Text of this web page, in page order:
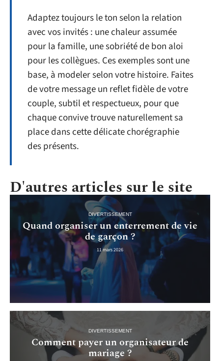
Adaptez toujours le ton selon la relation
avec vos invités : une chaleur assumée
pour la famille, une sobriété de bon aloi
pour les collègues. Ces exemples sont une
base, à modeler selon votre histoire. Faites
de votre message un reflet fidèle de votre
couple, subtil et respectueux, pour que
chaque convive trouve naturellement sa
place dans cette délicate chorégraphie
des présents.
D'autres articles sur le site
DIVERTISSEMENT
Quand organiser un enterrement de vie
de garçon ?
11 mars 2026
DIVERTISSEMENT
Comment payer un organisateur de
mariage ?